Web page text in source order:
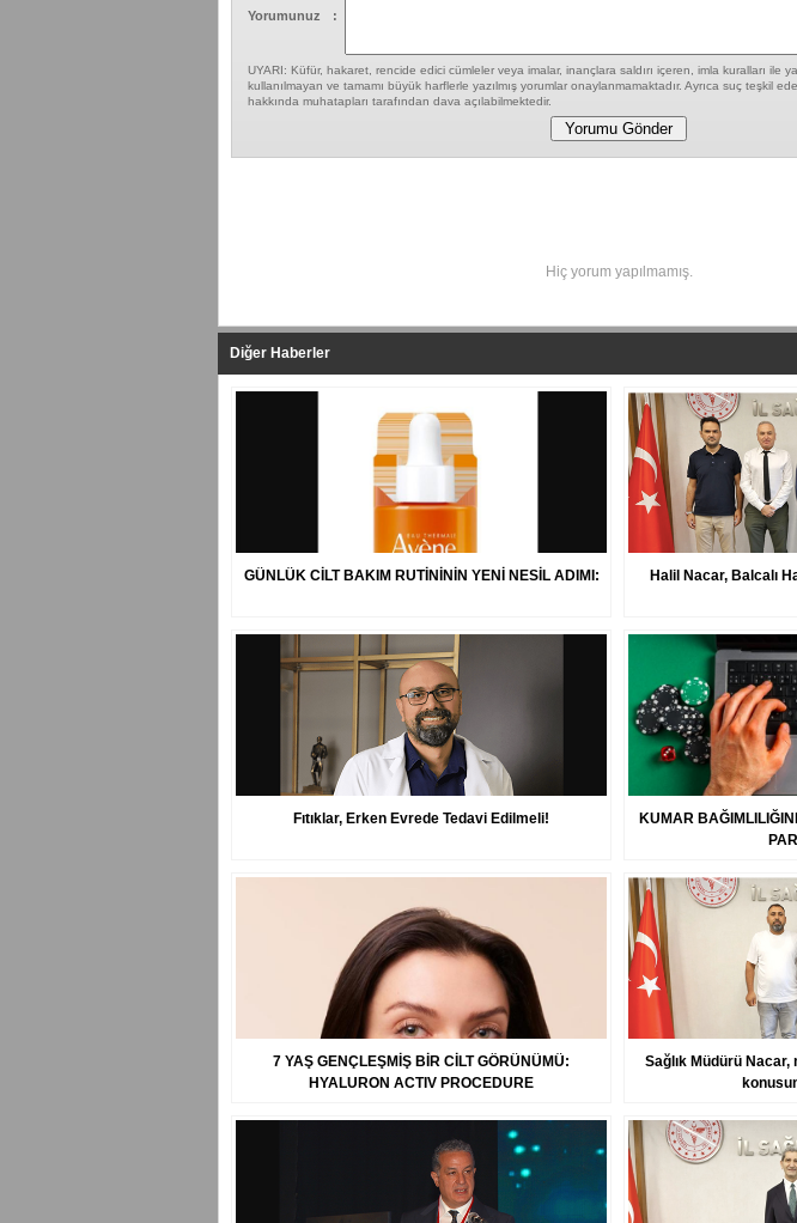
Yorumunuz :
UYARI: Küfür, hakaret, rencide edici cümleler veya imalar, inançlara saldırı içeren, imla kuralları ile
kullanılmayan ve tamamı büyük harflerle yazılmış yorumlar onaylanmamaktadır. Ayrıca suç teşkil
hakkında muhatapları tarafından dava açılabilmektedir.
Hiç yorum yapılmamış.
Diğer Haberler
GÜNLÜK CİLT BAKIM RUTİNİNİN YENİ NESİL ADIMI: Halil Nacar, Balcalı
Fıtıklar, Erken Evrede Tedavi Edilmeli!
KUMAR
7 YAŞ GENÇLEŞMİŞ BİR CİLT GÖRÜNÜMÜ:
HYALURON ACTIV PROCEDURE
Sağlık Müdürü